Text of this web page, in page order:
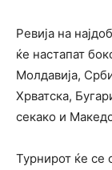
Ревија на
ќе настапат
Молдавија,
Хрватска,
секако и
Турнирот ќе се